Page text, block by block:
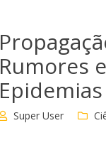
Rumores e
Epidemias
Super User